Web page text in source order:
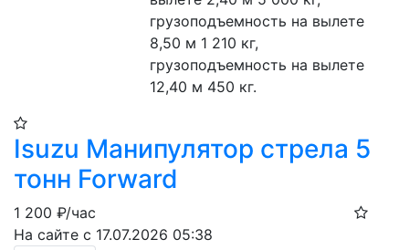
грузоподъемность на вылете
8,50 м 1 210 кг,
грузоподъемность на вылете
12,40 м 450 кг.
Isuzu Манипулятор стрела 5
тонн Forward
1 200 ₽/час
На сайте с 17.07.2026 05:38